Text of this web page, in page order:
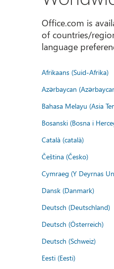
Office.com is
of countries/
language
Afrikaans (Suid-Afrika)
Azərbaycan
Bahasa Melayu (Asia
Bosanski (Bosna i
Català (català)
Čeština (Česko)
Cymraeg (Y Deyrnas
Dansk (Danmark)
Deutsch (Deutschland)
Deutsch (Österreich)
Deutsch (Schweiz)
Eesti (Eesti)